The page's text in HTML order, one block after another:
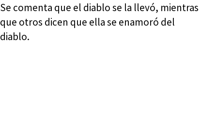
Se comenta que el diablo se la llevó, mientras
que otros dicen que ella se enamoró del
diablo.